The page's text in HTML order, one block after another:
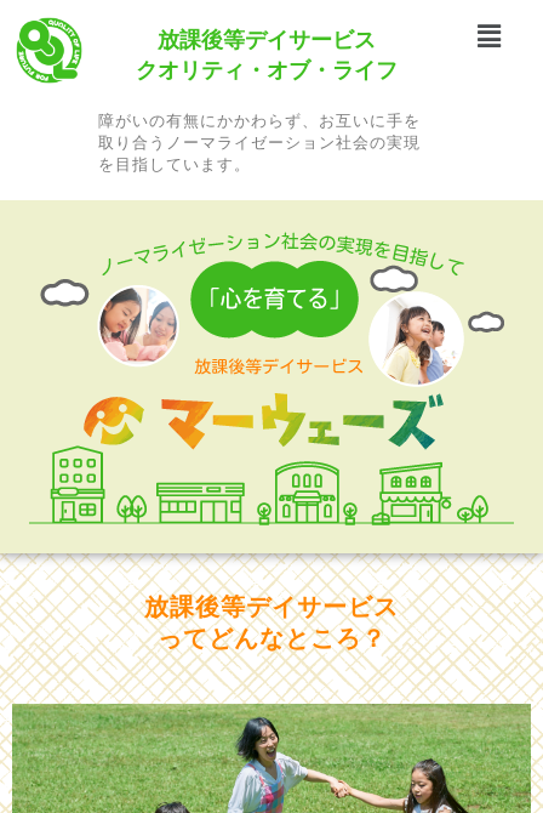
放課後等デイサービス
クオリティ・オブ・ライフ
障がいの有無にかかわらず、お互いに手を
取り合うノーマライゼーション社会の実現
を目指しています。
メ
ニ
放課後等デイサービス
ってどんなところ？